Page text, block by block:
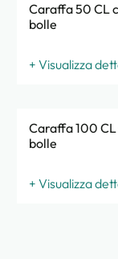
Caraffa 50 CL
bolle
+ Visualizza
Caraffa 100 CL
bolle
+ Visualizza